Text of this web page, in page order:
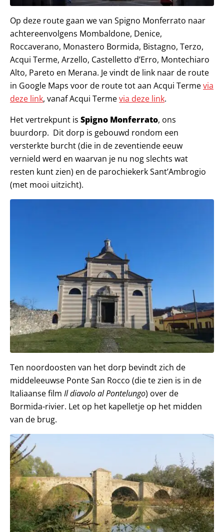
Op deze route gaan we van Spigno Monferrato naar
achtereenvolgens Mombaldone, Denice,
Roccaverano, Monastero Bormida, Bistagno, Terzo,
Acqui Terme, Arzello, Castelletto d’Erro, Montechiaro
Alto, Pareto en Merana. Je vindt de link naar de route
in Google Maps voor de route tot aan Acqui Termevia
deze link, vanaf Acqui Termevia deze link.
Het vertrekpunt is Spigno Monferrato, ons
buurdorp. Dit dorp is gebouwd rondom een
versterkte burcht (die in de zeventiende eeuw
vernield werd en waarvan je nu nog slechts wat
resten kunt zien) en de parochiekerk Sant’Ambrogio
(met mooi uitzicht).
Ten noordoosten van het dorp bevindt zich de
middeleeuwse Ponte San Rocco (die te zien is in de
Italiaanse film Il diavolo al Pontelungo) over de
Bormida-rivier. Let op het kapelletje op het midden
van de brug.